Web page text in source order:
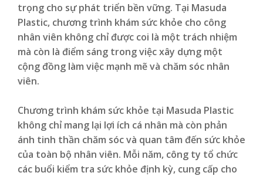
trọng cho sự phát triển bền vững. Tại Masuda
Plastic, chương trình khám sức khỏe cho công
nhân viên không chỉ được coi là một trách nhiệm
mà còn là điểm sáng trong việc xây dựng một
cộng đồng làm việc mạnh mẽ và chăm sóc nhân
viên.
Chương trình khám sức khỏe tại Masuda Plastic
không chỉ mang lại lợi ích cá nhân mà còn phản
ánh tinh thần chăm sóc và quan tâm đến sức khỏe
của toàn bộ nhân viên. Mỗi năm, công ty tổ chức
các buổi kiểm tra sức khỏe định kỳ, cung cấp cho